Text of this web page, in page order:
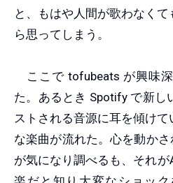
と、もはや人間が歌わなく
ら思ってしまう。
ここで tofubeats が興味
た。あるとき Spotify で新し
ストされる音源に耳を傾け
な楽曲が流れた。心を動か
が気になり調べるも、それ